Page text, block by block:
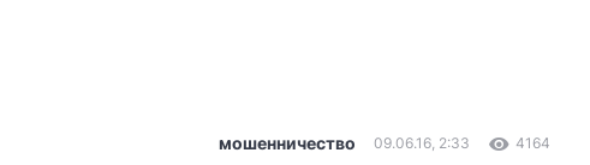
мошенничество 09.06.16, 2:33 4164